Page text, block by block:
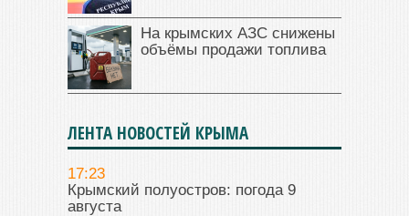
На крымских АЗС снижены
объёмы продажи топлива
ЛЕНТА НОВОСТЕЙ КРЫМА
17:23
Крымский полуостров: погода 9
августа